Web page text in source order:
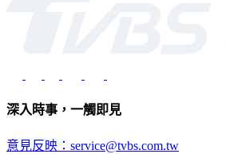
深入時事，一觸即見
意見反映：service@tvbs.com.tw